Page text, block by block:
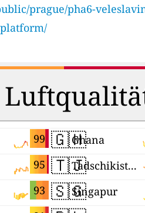
prague/pha6-
99
95
93
🇬🇭Ghana
🇹🇯 Tadschikistan
🇸🇬Singapur